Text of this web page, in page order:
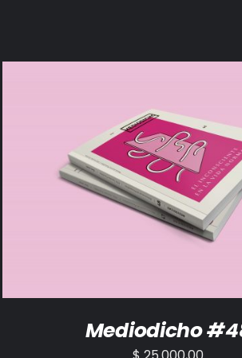
AÑADIR AL CARRITO /
Mediodicho